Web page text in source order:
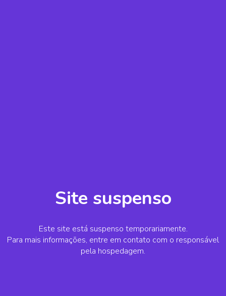
Site suspenso
Este site está suspenso temporariamente.
Para mais informações, entre em contato com o responsável
pela hospedagem.